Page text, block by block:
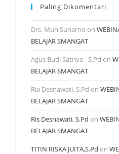
Paling Dikomentari
Drs. Muh Sunarno on
BELAJAR SMANGAT
Agus Budi Satriyo , S.Pd on
BELAJAR SMANGAT
Ria Desnawati, S.Pd on
BELAJAR SMANGAT
Ris Desnawati, S.Pd on
BELAJAR SMANGAT
TITIN RISKA JUITA,S.Pd on